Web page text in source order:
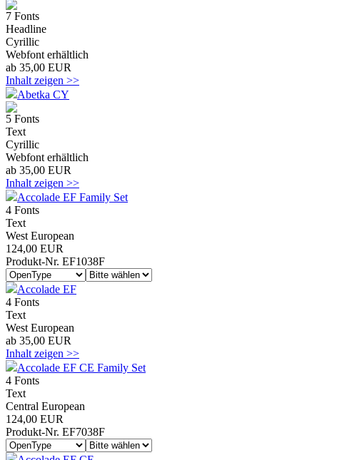
7 Fonts
Headline
Cyrillic
Webfont erhältlich
ab 35,00 EUR
Inhalt zeigen >>
Abetka CY
5 Fonts
Text
Cyrillic
Webfont erhältlich
ab 35,00 EUR
Inhalt zeigen >>
Accolade EF Family Set
4 Fonts
Text
West European
124,00 EUR
Produkt-Nr. EF1038F
Accolade EF
4 Fonts
Text
West European
ab 35,00 EUR
Inhalt zeigen >>
Accolade EF CE Family Set
4 Fonts
Text
Central European
124,00 EUR
Produkt-Nr. EF7038F